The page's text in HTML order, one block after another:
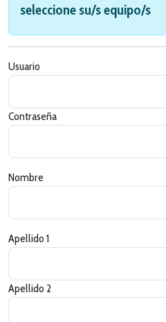
seleccione su/s equipo/s
Usuario
Contraseña
Nombre
Apellido 1
Apellido 2